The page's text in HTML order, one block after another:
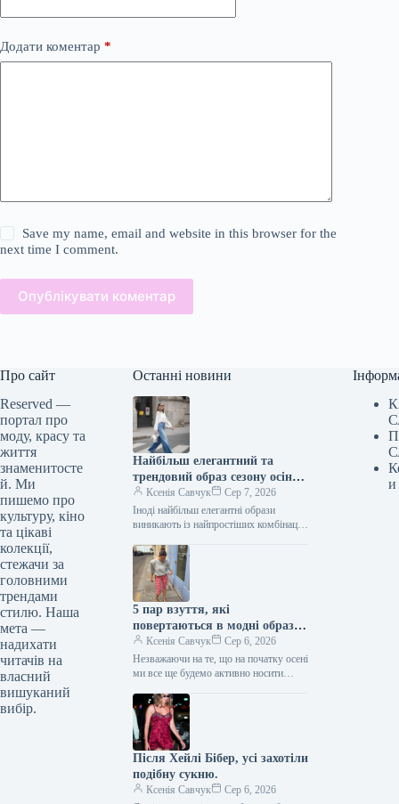
Додати коментар *
Save my name, email and website in this browser for the
next time I comment.
Опублікувати коментар
Про сайт
Reserved —
портал про
моду, красу та
життя
знаменитосте
й. Ми
пишемо про
культуру, кіно
та цікаві
колекції,
стежачи за
головними
трендами
стилю. Наша
мета —
надихати
читачів на
власний
вишуканий
вибір.
Останні новини
Найбільш елегантний та
трендовий образ сезону осінь
2026 включає лише три
елементи.
Ксенія Савчук
Сер 7, 2026
Іноді найбільш елегантні образи
виникають із найпростіших комбінацій.
підборах – одна з тих…
5 пар взуття, які
повертаються в модні образи
з приходом осені
Ксенія Савчук
Сер 6, 2026
Незважаючи на те, що на початку осені
ми все ще будемо активно носити
матимемо…
Після Хейлі Бібер, усі захотіли
подібну сукню.
Ксенія Савчук
Сер 6, 2026
и